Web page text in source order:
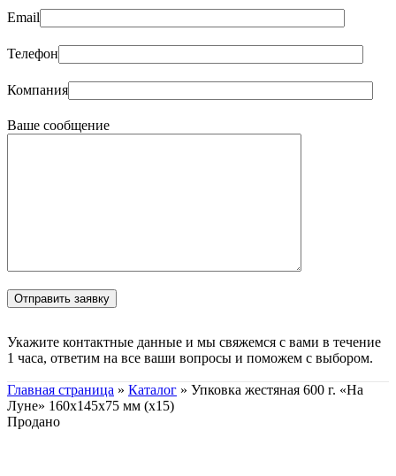
Email
Телефон
Компания
Ваше сообщение
Укажите контактные данные и мы свяжемся с вами в течение
1 часа, ответим на все ваши вопросы и поможем с выбором.
Главная страница » Каталог » Упковка жестяная 600 г. «На
Луне» 160х145х75 мм (х15)
Продано